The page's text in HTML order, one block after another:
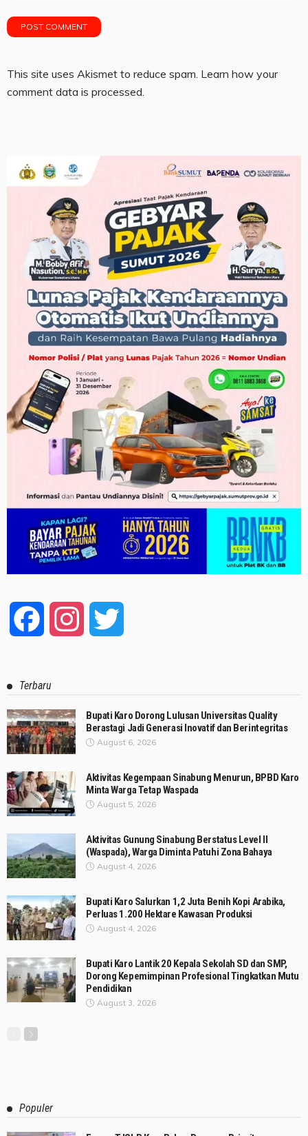
This site uses Akismet to reduce spam. Learn how your
comment data is processed.
Facebook Instagram
Terbaru
Bupati Karo Dorong Lulusan Universitas Quality
Berastagi Jadi Generasi Inovatif dan Berintegritas
August 6, 2026
Aktivitas Kegempaan Sinabung Menurun, BPBD Karo
Minta Warga Tetap Waspada
August 5, 2026
Aktivitas Gunung Sinabung Berstatus Level II
(Waspada), Warga Diminta Patuhi Zona Bahaya
August 4, 2026
Bupati Karo Salurkan 1,2 Juta Benih Kopi Arabika,
Perluas 1.200 Hektare Kawasan Produksi
August 4, 2026
Bupati Karo Lantik 20 Kepala Sekolah SD dan SMP,
Dorong Kepemimpinan Profesional Tingkatkan Mutu
Pendidikan
August 3, 2026
Populer